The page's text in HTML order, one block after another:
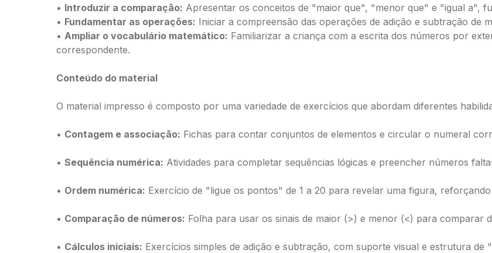
• Introduzir a comparação: Apresentar os conceitos de "maior que", "menor que" e "igual a",
• Fundamentar as operações: Iniciar a compreensão das operações de adição e subtração de
• Ampliar o vocabulário matemático: Familiarizar a criança com a escrita dos números por
correspondente.
Conteúdo do material
O material impresso é composto por uma variedade de exercícios que abordam diferentes
• Contagem e associação: Fichas para contar conjuntos de elementos e circular o numeral
• Sequência numérica: Atividades para completar sequências lógicas e preencher números
• Ordem numérica: Exercício de "ligue os pontos" de 1 a 20 para revelar uma figura,
• Comparação de números: Folha para usar os sinais de maior (>) e menor (<) para comparar
• Cálculos iniciais: Exercícios simples de adição e subtração, com suporte visual e estrutura de